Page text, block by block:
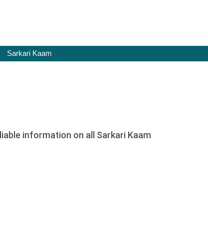
Sarkari Kaam
information on all Sarkari Kaam